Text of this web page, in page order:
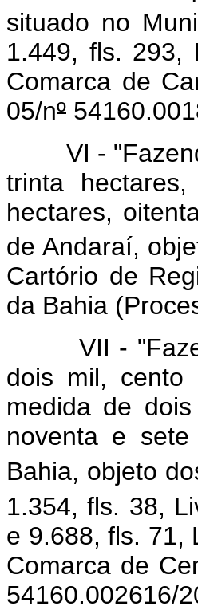
situado no
1.449, fls. 293,
Comarca de
05/nº
VI - "Fazenda
trinta
hectares,
de Andaraí,
Cartório de
da Bahia
VII -
dois mil,
medida de
noventa e
Bahia, objeto
1.354, fls. 38,
e 9.688, fls. 71,
Comarca de
54160.002616/